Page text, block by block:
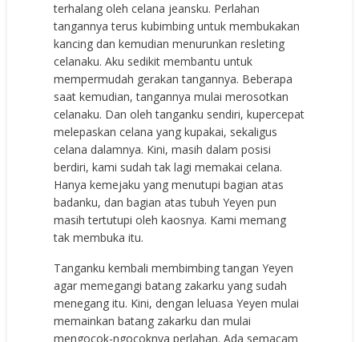
terhalang oleh celana jeansku. Perlahan
tangannya terus kubimbing untuk membukakan
kancing dan kemudian menurunkan resleting
celanaku. Aku sedikit membantu untuk
mempermudah gerakan tangannya. Beberapa
saat kemudian, tangannya mulai merosotkan
celanaku. Dan oleh tanganku sendiri, kupercepat
melepaskan celana yang kupakai, sekaligus
celana dalamnya. Kini, masih dalam posisi
berdiri, kami sudah tak lagi memakai celana.
Hanya kemejaku yang menutupi bagian atas
badanku, dan bagian atas tubuh Yeyen pun
masih tertutupi oleh kaosnya. Kami memang
tak membuka itu.
Tanganku kembali membimbing tangan Yeyen
agar memegangi batang zakarku yang sudah
menegang itu. Kini, dengan leluasa Yeyen mulai
memainkan batang zakarku dan mulai
mengocok-ngocoknya perlahan. Ada semacam